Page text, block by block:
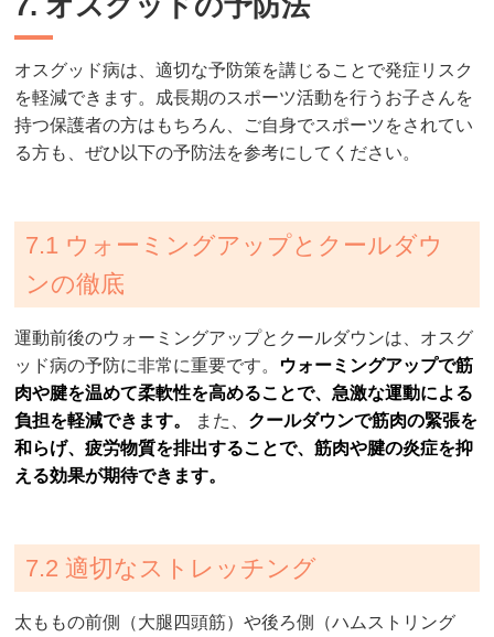
オスグッド病は、適切な予防策を講じることで発症リスク
を軽減できます。成長期のスポーツ活動を行うお子さんを
持つ保護者の方はもちろん、ご自身でスポーツをされてい
る方も、ぜひ以下の予防法を参考にしてください。
7.1 ウォーミングアップとクールダウ
ンの徹底
運動前後のウォーミングアップとクールダウンは、オスグ
ッド病の予防に非常に重要です。 ウォーミングアップで筋
肉や腱を温めて柔軟性を高めることで、急激な運動による
負担を軽減できます。
また、 クールダウンで筋肉の緊張を
和らげ、疲労物質を排出することで、筋肉や腱の炎症を抑
える効果が期待できます。
7.2 適切なストレッチング
太ももの前側（大腿四頭筋）や後ろ側（ハムストリング